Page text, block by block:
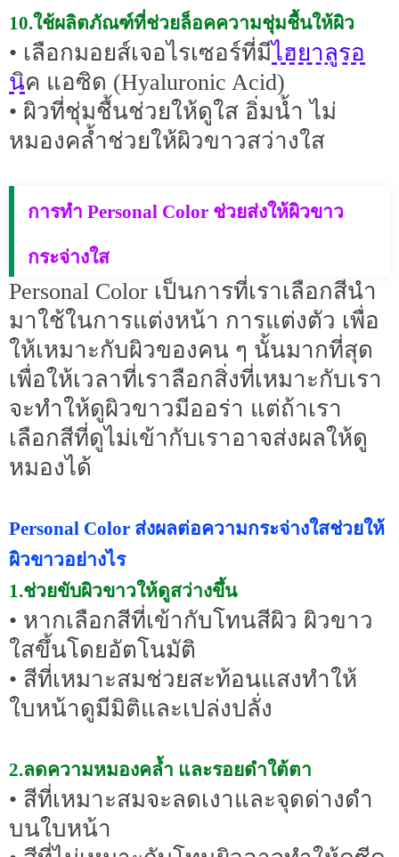
10.ใช้ผลิตภัณฑ์ที่ช่วยล็อคความชุ่มชื้นให้ผิว
• เลือกมอยส์เจอไรเซอร์ที่มีไฮยาลูรอ
นิค แอซิด (Hyaluronic Acid)
• ผิวที่ชุ่มชื้นช่วยให้ดูใส อิ่มน้ำ ไม่
หมองคล้ำช่วยให้ผิวขาวสว่างใส
การทำ Personal Color ช่วยส่งให้ผิวขาว
กระจ่างใส
Personal Color เป็นการที่เราเลือกสีนำ
มาใช้ในการแต่งหน้า การแต่งตัว เพื่อ
ให้เหมาะกับผิวของคน ๆ นั้นมากที่สุด
เพื่อให้เวลาที่เราลือกสิ่งที่เหมาะกับเรา
จะทำให้ดูผิวขาวมีออร่า แต่ถ้าเรา
เลือกสีที่ดูไม่เข้ากับเราอาจส่งผลให้ดู
หมองได้
Personal Color ส่งผลต่อความกระจ่างใสช่วยให้
ผิวขาวอย่างไร
1.ช่วยขับผิวขาวให้ดูสว่างขึ้น
• หากเลือกสีที่เข้ากับโทนสีผิว ผิวขาว
ใสขึ้นโดยอัตโนมัติ
• สีที่เหมาะสมช่วยสะท้อนแสงทำให้
ใบหน้าดูมีมิติและเปล่งปลั่ง
2.ลดความหมองคล้ำ และรอยดำใต้ตา
• สีที่เหมาะสมจะลดเงาและจุดด่างดำ
บนใบหน้า